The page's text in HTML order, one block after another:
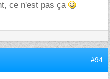
ce n'est pas ça
#94